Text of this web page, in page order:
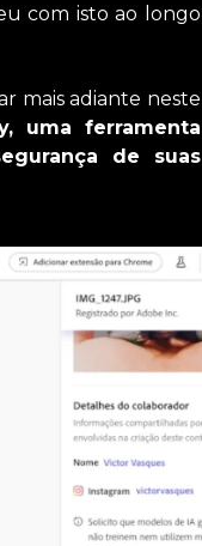
com isto ao longo
mais adiante neste
uma ferramenta
de suas